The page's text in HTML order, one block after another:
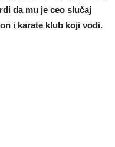
da mu je ceo slučaj
i karate klub koji vodi.